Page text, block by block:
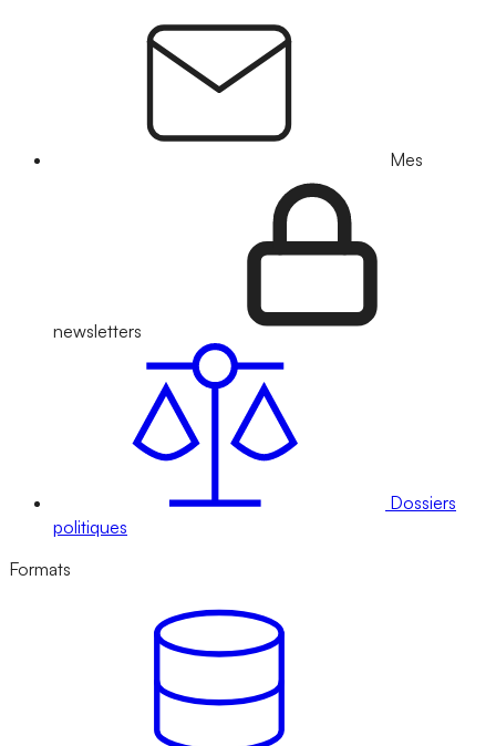
Mes
newsletters
Dossiers
politiques
Formats